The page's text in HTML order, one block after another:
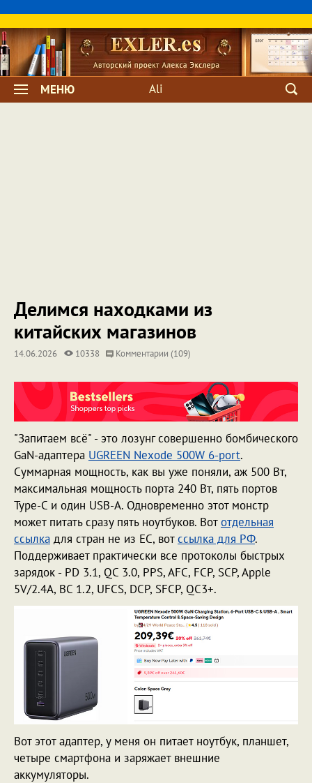
МЕНЮ Ali
Делимся находками из
китайских магазинов
14.06.2026 10338 Комментарии (109)
"Запитаем всё" - это лозунг совершенно бомбического
GaN-адаптера UGREEN Nexode 500W 6-port.
Суммарная мощность, как вы уже поняли, аж 500 Вт,
максимальная мощность порта 240 Вт, пять портов
Type-C и один USB-A. Одновременно этот монстр
может питать сразу пять ноутбуков. Вототдельная
ссылка для стран не из ЕС, вотссылка для РФ.
Поддерживает практически все протоколы быстрых
зарядок - PD 3.1, QC 3.0, PPS, AFC, FCP, SCP, Apple
5V/2.4A, BC 1.2, UFCS, DCP, SFCP, QC3+.
Вот этот адаптер, у меня он питает ноутбук, планшет,
четыре смартфона и заряжает внешние
аккумуляторы.